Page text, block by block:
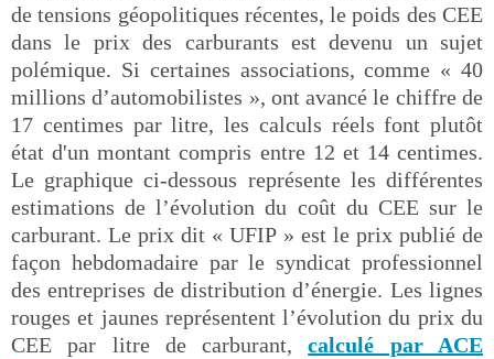
de tensions géopolitiques récentes, le poids des CEE
dans le prix des carburants est devenu un sujet
polémique. Si certaines associations, comme « 40
millions d’automobilistes », ont avancé le chiffre de
17 centimes par litre, les calculs réels font plutôt
état d'un montant compris entre 12 et 14 centimes.
Le graphique ci-dessous représente les différentes
estimations de l’évolution du coût du CEE sur le
carburant. Le prix dit « UFIP » est le prix publié de
façon hebdomadaire par le syndicat professionnel
des entreprises de distribution d’énergie. Les lignes
rouges et jaunes représentent l’évolution du prix du
CEE par litre de carburant,calculé par ACE